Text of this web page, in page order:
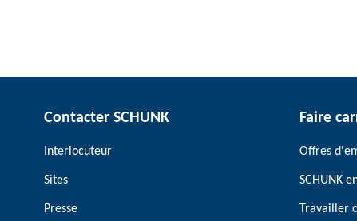
Contacter SCHUNK
Interlocuteur
Sites
Presse
Faire
Offres
SCHUNK
Travailler